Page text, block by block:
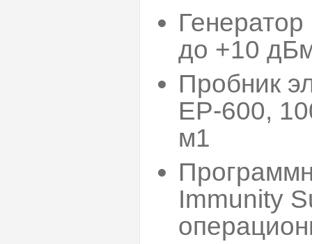
до +10
Пробник
ЕР-600,
м1
Immunity